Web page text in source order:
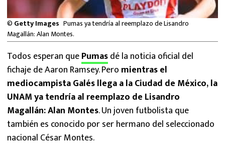
NFL
© Getty Images Pumas ya tendría al reemplazo de Lisandro
Magallán: Alan Montes.
Todos esperan quePumasdé la noticia oficial del
fichaje de Aaron Ramsey. Pero mientras el
mediocampista Galés llega a la Ciudad de México, la
UNAM ya tendría al reemplazo de Lisandro
Magallán: Alan Montes. Un joven futbolista que
también es conocido por ser hermano del seleccionado
nacional César Montes.